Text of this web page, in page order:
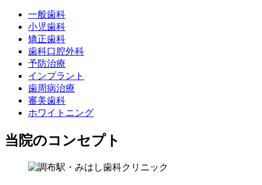
一般歯科
小児歯科
矯正歯科
歯科口腔外科
予防治療
インプラント
歯周病治療
審美歯科
ホワイトニング
当院のコンセプト